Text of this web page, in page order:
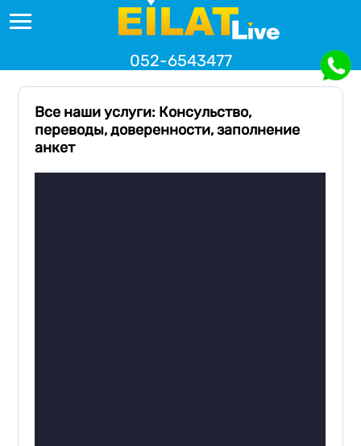
052-6543477
Все наши услуги: Консульство,
переводы, доверенности, заполнение
анкет